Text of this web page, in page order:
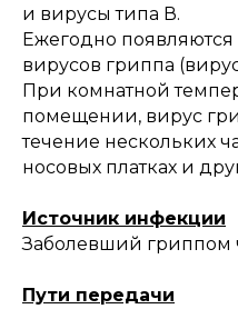
и вирусы типа В.
Ежегодно
вирусов гриппа
При комнатной
помещении, вирус
течение нескольких
носовых платках и
Источник инфекции
Заболевший гриппом
Пути передачи